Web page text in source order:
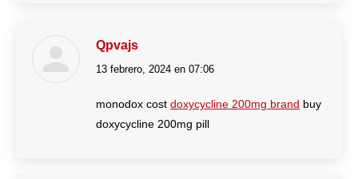
Qpvajs
dice:
13 febrero, 2024 en 07:06
monodox cost doxycycline 200mg brand buy
doxycycline 200mg pill